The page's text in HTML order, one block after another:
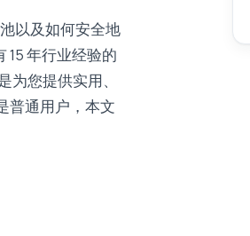
以及如何安全地
15 年行业经验的
您提供实用、
普通用户，本文